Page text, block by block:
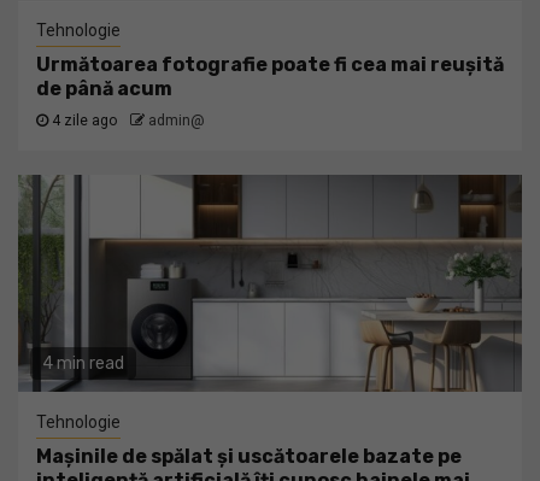
Tehnologie
Următoarea fotografie poate fi cea mai reușită
de până acum
4 zile ago admin@
4 min read
Tehnologie
Mașinile de spălat și uscătoarele bazate pe